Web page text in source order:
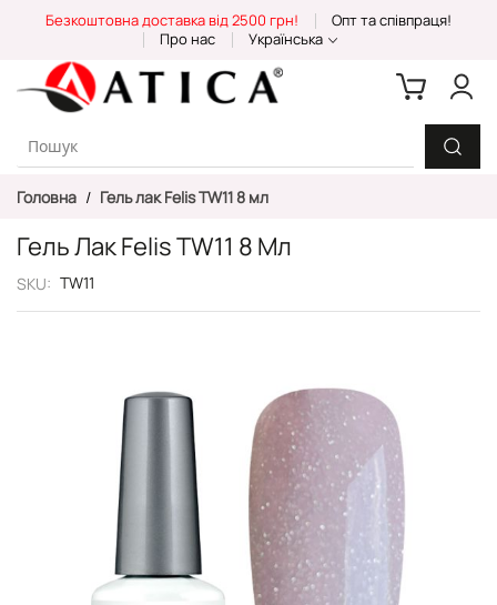
Content
Безкоштовна доставка від 2500 грн!
Опт та співпраця!
Про нас
Українська
Головна Гель лак Felis TW11 8 мл
Гель Лак Felis TW11 8 Мл
SKU TW11